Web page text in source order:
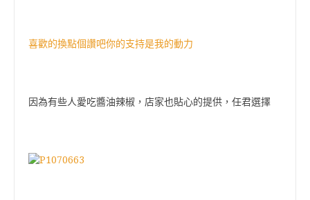
喜歡的換點個讚吧你的支持是我的動力
因為有些人愛吃醬油辣椒，店家也貼心的提供，任君選擇